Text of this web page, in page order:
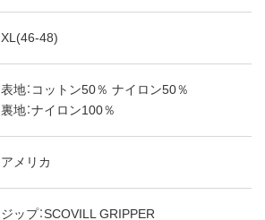
XL(46-48)
表地：コットン50％ ナイロン50％
裏地：ナイロン100％
アメリカ
ジップ：SCOVILL GRIPPER